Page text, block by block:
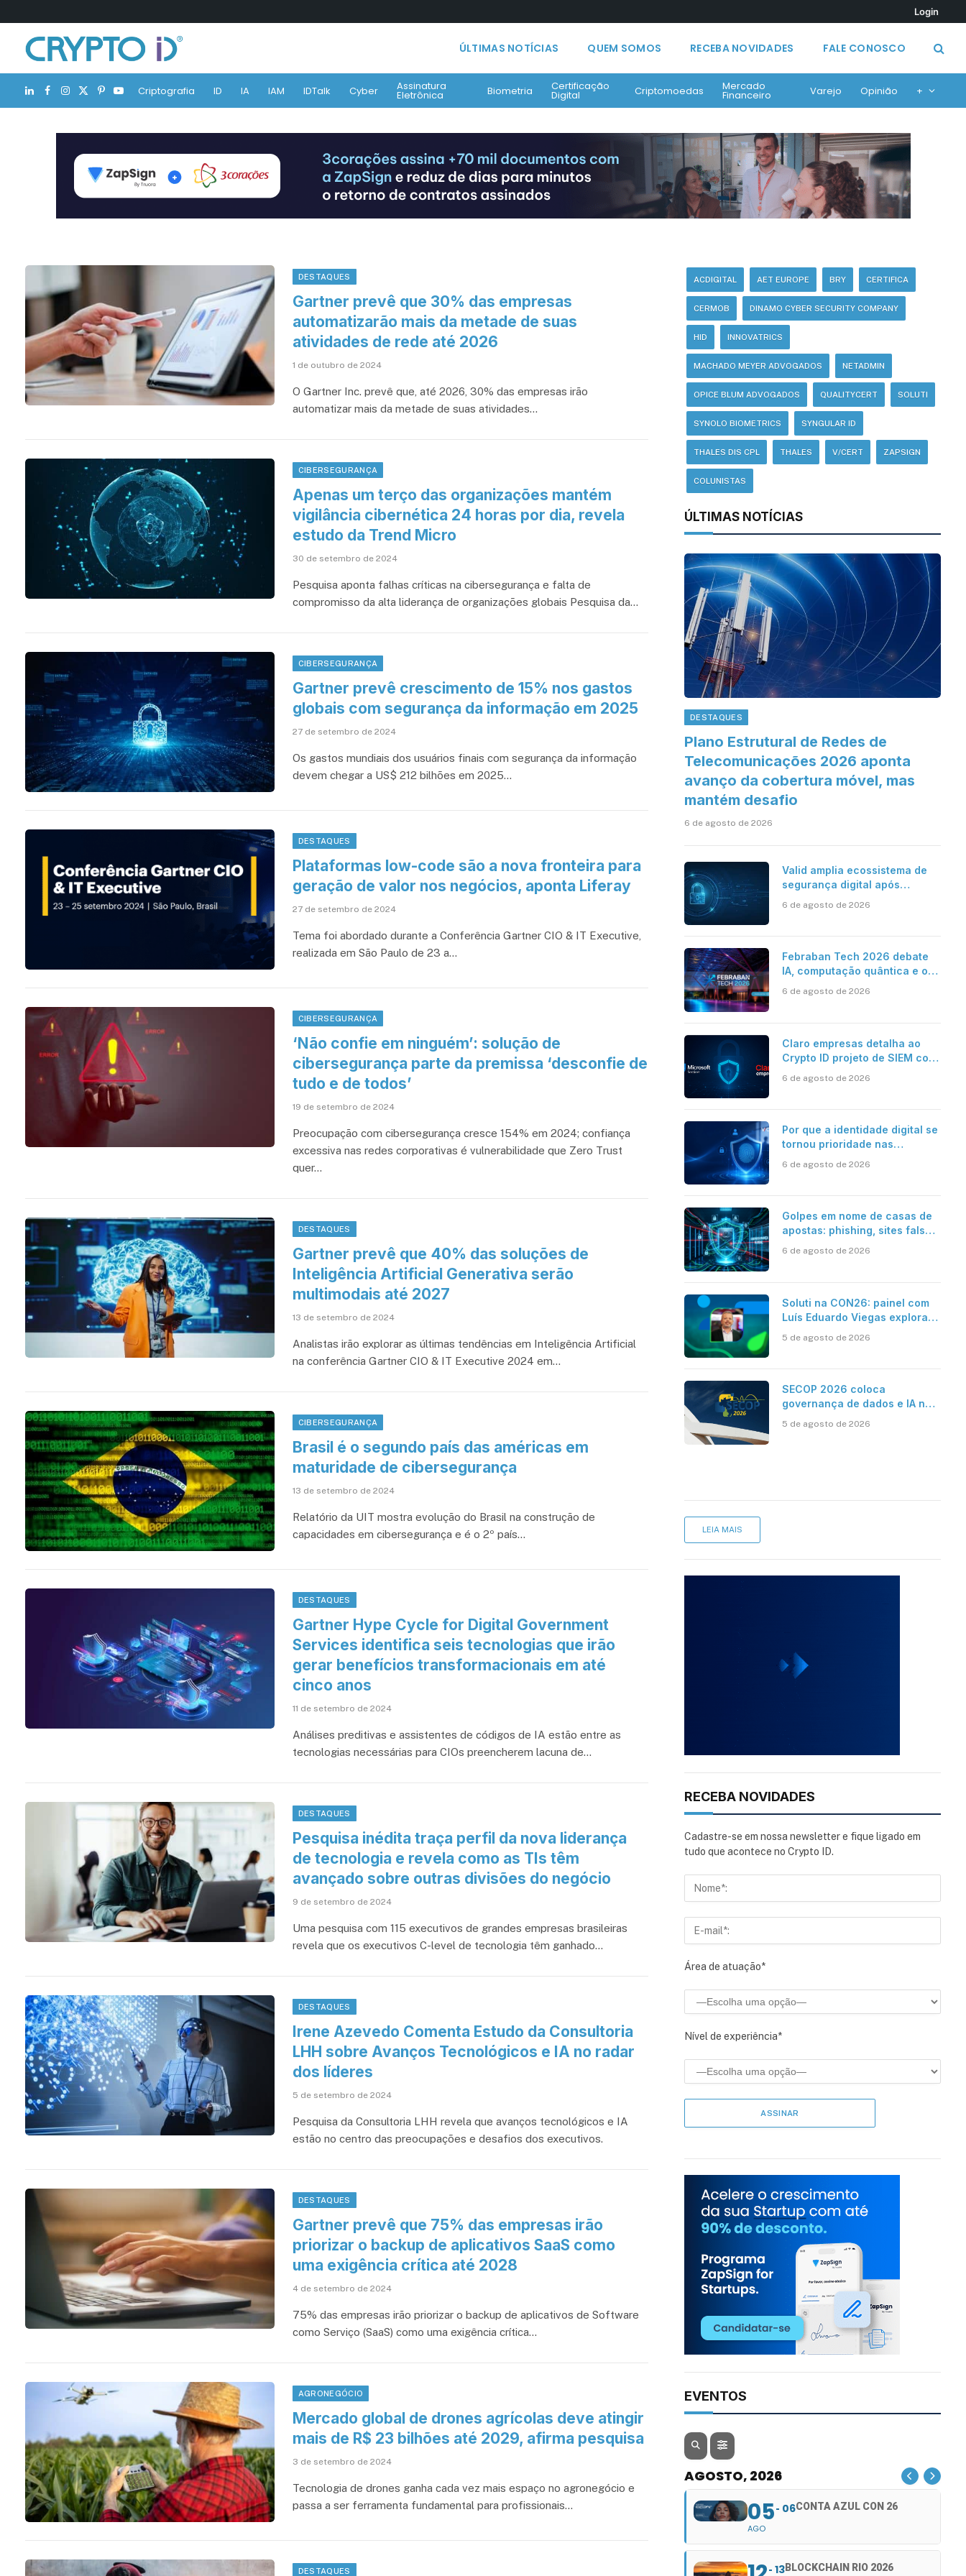
Login
ÚLTIMAS NOTÍCIAS QUEM SOMOS RECEBA NOVIDADES FALE CONOSCO
LinkedIn
Facebook
Instagram
X
(Twitter)
Pinterest
YouTubeCriptografia ID IA IAM IDTalk Cyber Assinatura
Eletrônica Biometria Certificação
Digital Criptomoedas Mercado
Financeiro Varejo Opinião +
DESTAQUES
Gartner prevê que 30% das empresas
automatizarão mais da metade de suas
atividades de rede até 2026
1 de outubro de 2024
O Gartner Inc. prevê que, até 2026, 30% das empresas irão
automatizar mais da metade de suas atividades…
CIBERSEGURANÇA
Apenas um terço das organizações mantém
vigilância cibernética 24 horas por dia, revela
estudo da Trend Micro
30 de setembro de 2024
Pesquisa aponta falhas críticas na cibersegurança e falta de
compromisso da alta liderança de organizações globais Pesquisa da…
CIBERSEGURANÇA
Gartner prevê crescimento de 15% nos gastos
globais com segurança da informação em 2025
27 de setembro de 2024
Os gastos mundiais dos usuários finais com segurança da informação
devem chegar a US$ 212 bilhões em 2025…
DESTAQUES
Plataformas low-code são a nova fronteira para
geração de valor nos negócios, aponta Liferay
27 de setembro de 2024
Tema foi abordado durante a Conferência Gartner CIO & IT Executive,
realizada em São Paulo de 23 a…
CIBERSEGURANÇA
‘Não confie em ninguém’: solução de
cibersegurança parte da premissa ‘desconfie de
tudo e de todos’
19 de setembro de 2024
Preocupação com cibersegurança cresce 154% em 2024; confiança
excessiva nas redes corporativas é vulnerabilidade que Zero Trust
quer…
DESTAQUES
Gartner prevê que 40% das soluções de
Inteligência Artificial Generativa serão
multimodais até 2027
13 de setembro de 2024
Analistas irão explorar as últimas tendências em Inteligência Artificial
na conferência Gartner CIO & IT Executive 2024 em…
CIBERSEGURANÇA
Brasil é o segundo país das américas em
maturidade de cibersegurança
13 de setembro de 2024
Relatório da UIT mostra evolução do Brasil na construção de
capacidades em cibersegurança e é o 2º país…
DESTAQUES
Gartner Hype Cycle for Digital Government
Services identifica seis tecnologias que irão
gerar benefícios transformacionais em até
cinco anos
11 de setembro de 2024
Análises preditivas e assistentes de códigos de IA estão entre as
tecnologias necessárias para CIOs preencherem lacuna de…
DESTAQUES
Pesquisa inédita traça perfil da nova liderança
de tecnologia e revela como as TIs têm
avançado sobre outras divisões do negócio
9 de setembro de 2024
Uma pesquisa com 115 executivos de grandes empresas brasileiras
revela que os executivos C-level de tecnologia têm ganhado…
DESTAQUES
Irene Azevedo Comenta Estudo da Consultoria
LHH sobre Avanços Tecnológicos e IA no radar
dos líderes
5 de setembro de 2024
Pesquisa da Consultoria LHH revela que avanços tecnológicos e IA
estão no centro das preocupações e desafios dos executivos.
DESTAQUES
Gartner prevê que 75% das empresas irão
priorizar o backup de aplicativos SaaS como
uma exigência crítica até 2028
4 de setembro de 2024
75% das empresas irão priorizar o backup de aplicativos de Software
como Serviço (SaaS) como uma exigência crítica…
AGRONEGÓCIO
Mercado global de drones agrícolas deve atingir
mais de R$ 23 bilhões até 2029, afirma pesquisa
3 de setembro de 2024
Tecnologia de drones ganha cada vez mais espaço no agronegócio e
passa a ser ferramenta fundamental para profissionais…
DESTAQUES
ACDIGITAL AET EUROPE BRY CERTIFICA
CERMOB DINAMO CYBER SECURITY COMPANY
HID INNOVATRICS
MACHADO MEYER ADVOGADOS NETADMIN
OPICE BLUM ADVOGADOS QUALITYCERT SOLUTI
SYNOLO BIOMETRICS SYNGULAR ID
THALES DIS CPL THALES V/CERT ZAPSIGN
COLUNISTAS
ÚLTIMAS NOTÍCIAS
DESTAQUES
Plano Estrutural de Redes de
Telecomunicações 2026 aponta
avanço da cobertura móvel, mas
mantém desafio
6 de agosto de 2026
Valid amplia ecossistema de
segurança digital após
6 de agosto de 2026
Febraban Tech 2026 debate
IA, computação quântica e os
bancária
6 de agosto de 2026
Claro empresas detalha ao
Crypto ID projeto de SIEM com
resposta automatizada
6 de agosto de 2026
Por que a identidade digital se
tornou prioridade nas
6 de agosto de 2026
Golpes em nome de casas de
apostas: phishing, sites falsos
6 de agosto de 2026
Soluti na CON26: painel com
Luís Eduardo Viegas explora
eficiência da Contabilidade
5 de agosto de 2026
SECOP 2026 coloca
governança de dados e IA no
5 de agosto de 2026
LEIA MAIS
RECEBA NOVIDADES
Cadastre-se em nossa newsletter e fique ligado em
tudo que acontece no Crypto ID.
Área de atuação*
Nível de experiência*
EVENTOS
AGOSTO, 2026
05
AGO
06CONTA AZUL CON 26
13BLOCKCHAIN RIO 2026